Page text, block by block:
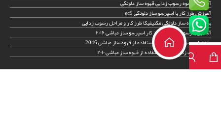
آشنایی با نحوه رسوب زدایی قهوه ساز دلونگی
آموزش طرز کار با اسپرسو ساز دلونگی ec9
بررسی قهوه ساز دلونگی مگنیفیکا طرز کار و مراحل رسوب زدایی
آشنایی با رسوب زدایی و طرز کار اسپرسو ساز مباشی ۲۰۱۶
راهنمای رسوب زدایی و طرز استفاده از قهوه ساز مباشی 2046
نحوه رسوب زدایی و طرز استفاده از قهوه ساز مباشی ۲۰۱۰
اطلاعات تماس